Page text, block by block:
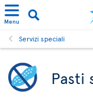
Menu
Servizi speciali
Pasti